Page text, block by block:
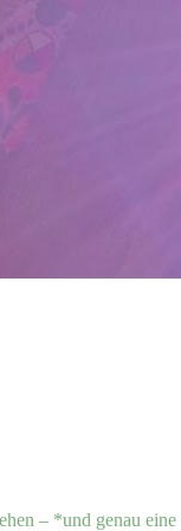
– *und genau